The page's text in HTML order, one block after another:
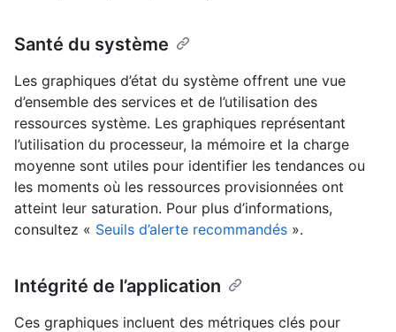
Santé du système
Les graphiques d’état du système offrent une vue
d’ensemble des services et de l’utilisation des
ressources système. Les graphiques représentant
l’utilisation du processeur, la mémoire et la charge
moyenne sont utiles pour identifier les tendances ou
les moments où les ressources provisionnées ont
atteint leur saturation. Pour plus d’informations,
consultez « Seuils d’alerte recommandés ».
Intégrité de l’application
Ces graphiques incluent des métriques clés pour